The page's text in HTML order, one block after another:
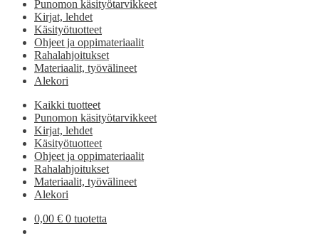
Punomon käsityötarvikkeet
Kirjat, lehdet
Käsityötuotteet
Ohjeet ja oppimateriaalit
Rahalahjoitukset
Materiaalit, työvälineet
Alekori
Kaikki tuotteet
Punomon käsityötarvikkeet
Kirjat, lehdet
Käsityötuotteet
Ohjeet ja oppimateriaalit
Rahalahjoitukset
Materiaalit, työvälineet
Alekori
0,00 € 0 tuotetta